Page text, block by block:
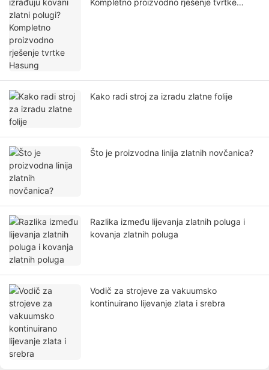
Kompletno proizvodno rješenje tvrtke
Kako radi stroj za izradu zlatne folije
Što je proizvodna linija zlatnih novčanica?
Razlika između lijevanja zlatnih poluga i
kovanja zlatnih poluga
Vodič za strojeve za vakuumsko
kontinuirano lijevanje zlata i srebra